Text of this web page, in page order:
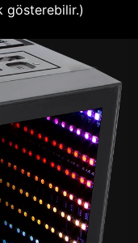
gösterebilir.)